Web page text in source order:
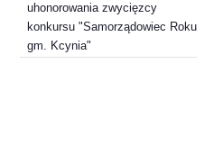
uhonorowania zwycięzcy
konkursu "Samorządowiec Roku
gm. Kcynia"